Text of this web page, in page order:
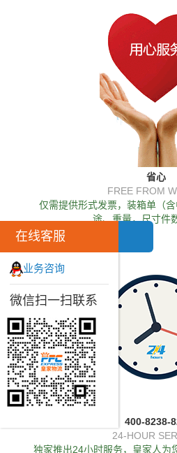
省心
FREE FROM
仅需提供形式发票，装箱单（
途、重量，尺寸件
400-8238-
24-HOUR
独家推出24小时服务，皇家人为
在线客服
业务咨询
微信扫一扫联系